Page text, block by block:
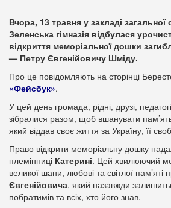
Вчора, 13 травня у закладі загальної
Зеленська гімназія відбулася
відкриття меморіальної дошки
— Петру Євгенійовичу Шміду.
Про це повідомляють на сторінці
«Фейсбук».
У цей день громада, рідні, друзі,
зібралися разом, щоб вшанувати
який віддав своє життя за Україну, її
Право відкрити меморіальну дошку
племінниці Катерині. Цей хвилюючий
великої шани, любові та світлої пам’яті
Євгенійовича, який назавжди
побратимів та всіх, хто його знав.